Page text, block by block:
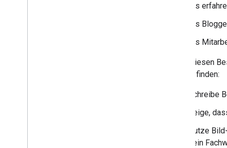
Als
Als
Als
Folge diesen
leichter finden:
Schreibe
Zeige,
Nutze
dein